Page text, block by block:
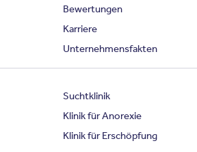
Bewertungen
Karriere
Unternehmensfakten
Suchtklinik
Klinik für Anorexie
Klinik für Erschöpfung